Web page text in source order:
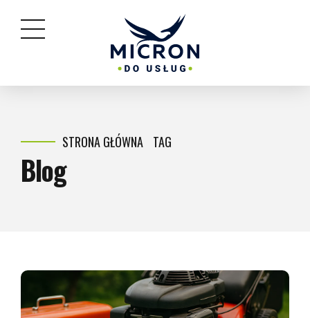
STRONA GŁÓWNA TAG
Blog